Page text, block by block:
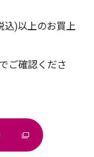
込)以上のお買上
ご確認くださ